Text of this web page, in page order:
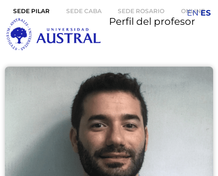
SEDE PILAR SEDE CABA SEDE ROSARIO ONLINE
Perfil del profesor
EN ES